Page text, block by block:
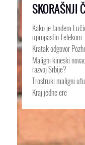
SKORAŠNJI
Kako je tandem
upropastio Telekom
Kratak odgovor
Maligni kineski
razvoj Srbije?
Trostruki maligni
Kraj jedne ere